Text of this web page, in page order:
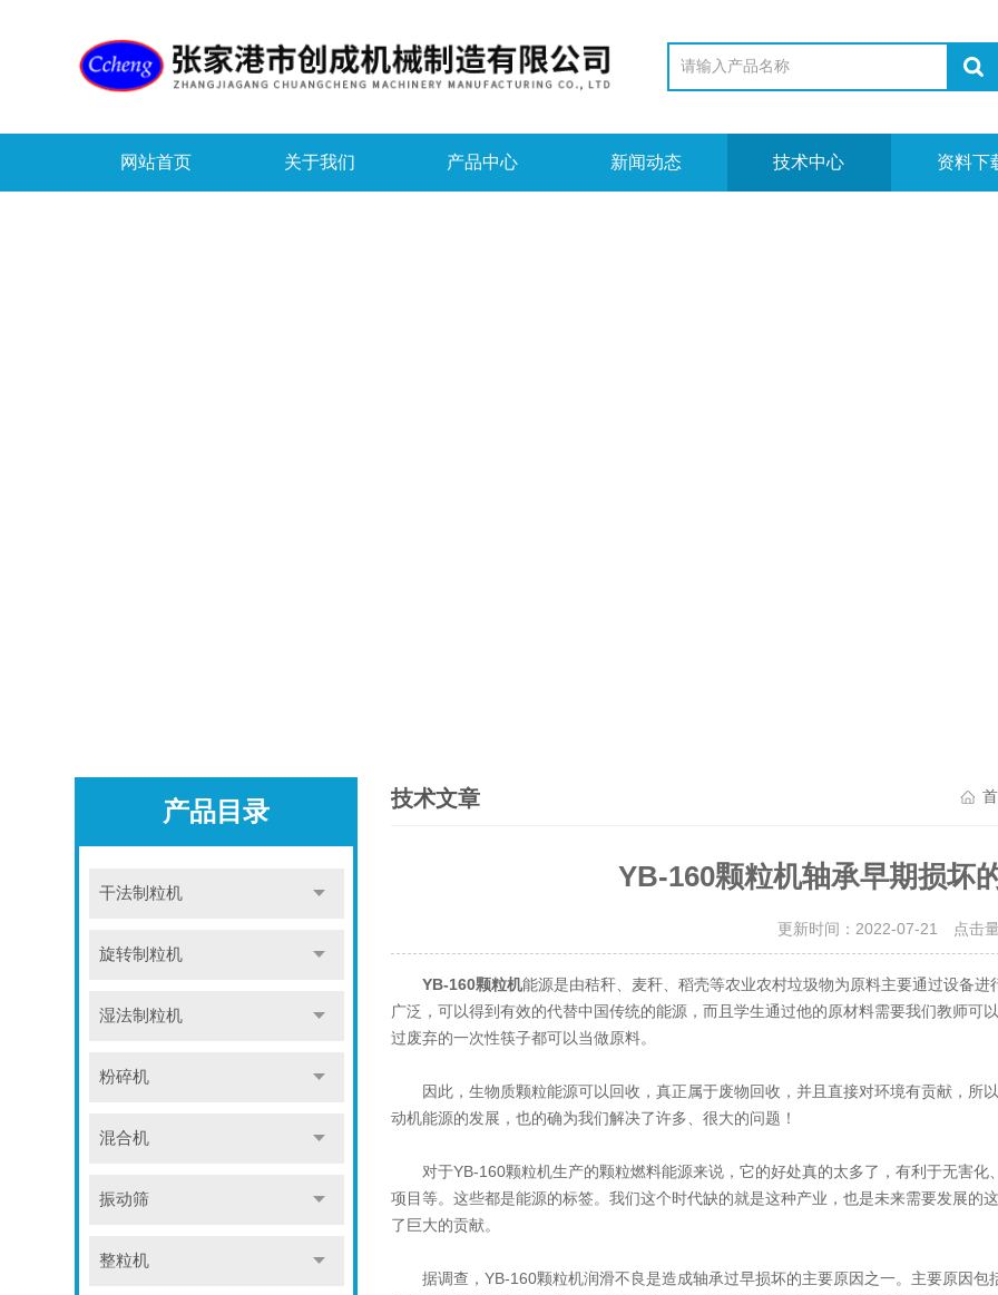
网站首页 关于我们 产品中心 新闻动态 技术中心 资料下
产品目录
干法制粒机
旋转制粒机
湿法制粒机
粉碎机
混合机
振动筛
整粒机
技术文章
YB-160颗粒机轴承早期损坏
更新时间：2022-07-21 点击量
YB-160颗粒机能源是由秸秆、麦秆、稻壳等农业农村垃圾物为原料主要通过设备
广泛，可以得到有效的代替中国传统的能源，而且学生通过他的原材料需要我们教师可
过废弃的一次性筷子都可以当做原料。
因此，生物质颗粒能源可以回收，真正属于废物回收，并且直接对环境有贡献，所
动机能源的发展，也的确为我们解决了许多、很大的问题！
对于YB-160颗粒机生产的颗粒燃料能源来说，它的好处真的太多了，有利于无害化
项目等。这些都是能源的标签。我们这个时代缺的就是这种产业，也是未来需要发展的
了巨大的贡献。
据调查，YB-160颗粒机润滑不良是造成轴承过早损坏的主要原因之一。主要原因包